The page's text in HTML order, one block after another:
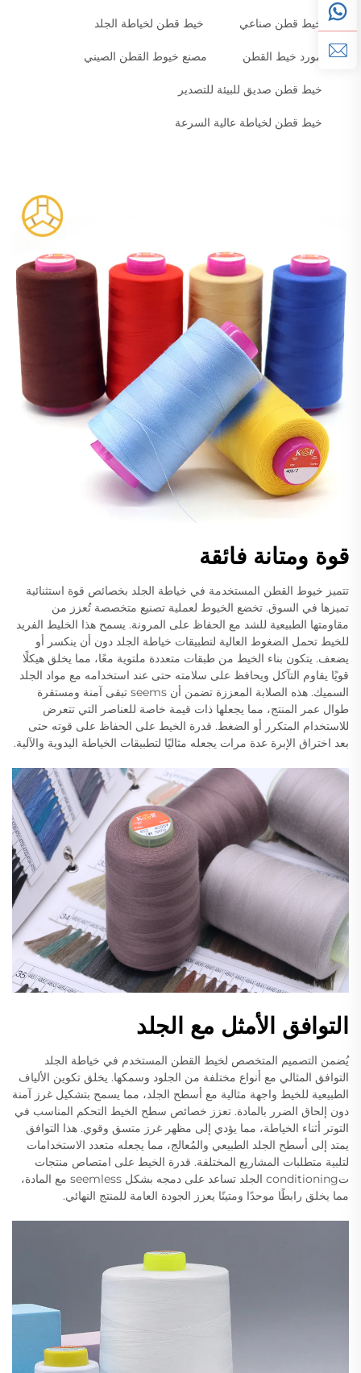
خيط قطن صناعي خيط قطن لخياطة الجلد
مورد خيط القطن مصنع خيوط القطن الصيني
خيط قطن صديق للبيئة للتصدير
خيط قطن لخياطة عالية السرعة
قوة ومتانة فائقة
تتميز خيوط القطن المستخدمة في خياطة الجلد بخصائص قوة استثنائية
تميزها في السوق. تخضع الخيوط لعملية تصنيع متخصصة تُعزز من
مقاومتها الطبيعية للشد مع الحفاظ على المرونة. يسمح هذا الخليط الفريد
للخيط تحمل الضغوط العالية لتطبيقات خياطة الجلد دون أن ينكسر أو
يضعف. يتكون بناء الخيط من طبقات متعددة ملتوية معًا، مما يخلق هيكلًا
قويًا يقاوم التآكل ويحافظ على سلامته حتى عند استخدامه مع مواد الجلد
السميك. هذه الصلابة المعززة تضمن أن seems تبقى آمنة ومستقرة
طوال عمر المنتج، مما يجعلها ذات قيمة خاصة للعناصر التي تتعرض
للاستخدام المتكرر أو الضغط. قدرة الخيط على الحفاظ على قوته حتى
بعد اختراق الإبرة عدة مرات يجعله مثاليًا لتطبيقات الخياطة اليدوية والآلية.
التوافق الأمثل مع الجلد
يُضمن التصميم المتخصص لخيط القطن المستخدم في خياطة الجلد
التوافق المثالي مع أنواع مختلفة من الجلود وسمكها. يخلق تكوين الألياف
الطبيعية للخيط واجهة مثالية مع أسطح الجلد، مما يسمح بتشكيل غرز آمنة
دون إلحاق الضرر بالمادة. تعزز خصائص سطح الخيط التحكم المناسب في
التوتر أثناء الخياطة، مما يؤدي إلى مظهر غرز متسق وقوي. هذا التوافق
يمتد إلى أسطح الجلد الطبيعي والمُعالج، مما يجعله متعدد الاستخدامات
لتلبية متطلبات المشاريع المختلفة. قدرة الخيط على امتصاص منتجات
تconditioning الجلد تساعد على دمجه بشكل seemless مع المادة،
مما يخلق رابطًا موحدًا ومتينًا يعزز الجودة العامة للمنتج النهائي.